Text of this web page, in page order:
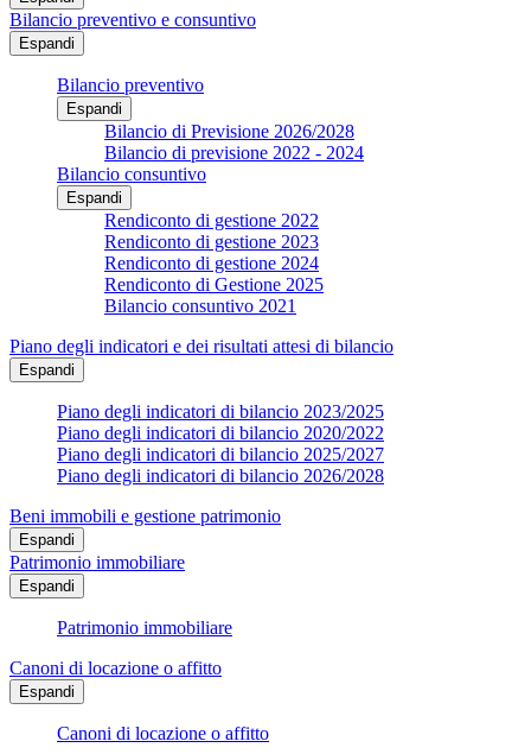
Bilancio preventivo e consuntivo
Espandi
Bilancio preventivo
Espandi
Bilancio di Previsione 2026/2028
Bilancio di previsione 2022 - 2024
Bilancio consuntivo
Espandi
Rendiconto di gestione 2022
Rendiconto di gestione 2023
Rendiconto di gestione 2024
Rendiconto di Gestione 2025
Bilancio consuntivo 2021
Piano degli indicatori e dei risultati attesi di bilancio
Espandi
Piano degli indicatori di bilancio 2023/2025
Piano degli indicatori di bilancio 2020/2022
Piano degli indicatori di bilancio 2025/2027
Piano degli indicatori di bilancio 2026/2028
Beni immobili e gestione patrimonio
Espandi
Patrimonio immobiliare
Espandi
Patrimonio immobiliare
Canoni di locazione o affitto
Espandi
Canoni di locazione o affitto